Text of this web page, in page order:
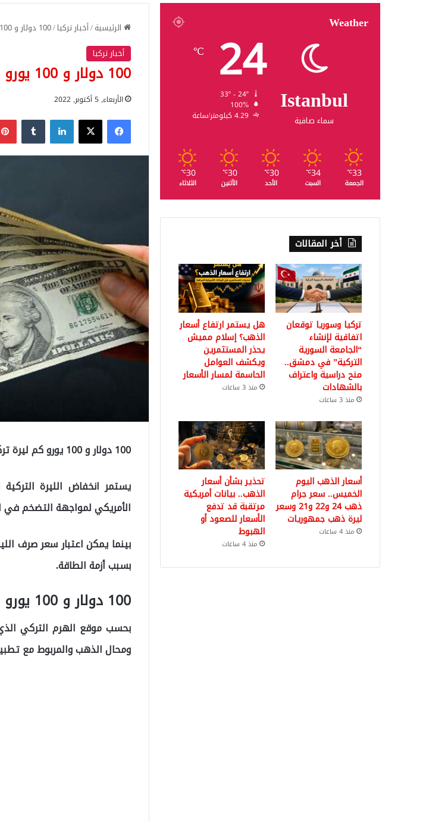
الرئيسية/أخبار تركيا/100 دولار و 100 يورو كم ليرة تركية تساوي اليوم الأربعاء 05.10.2022
أخبار تركيا
100 دولار و 100 يورو كم ليرة تركية تساوي اليوم الأربعاء 05.10.2022
الأربعاء, 5 أكتوبر, 2022
فيسبوك‫X لينكدإن
100 دولار و 100 يورو كم ليرة تركية تساوي اليوم الأربعاء 05.10.2022..
يستمر انخفاض الليرة
الأمريكي لمواجهة التضخم في
بينما يمكن اعتبار سعر صرف
بسبب أزمة الطاقة.
100 دولار و 100 يورو كم ليرة تركية تساوي؟
بحسب موقع الهرم التركي
ومحال الذهب والمربوط مع
Weather
Istanbul
سماء صافية
24
℃
100%
4.29 كيلومتر/ساعة
33
℃
الجمعة
34
℃
السبت
30
℃
الأحد
30
℃
الأثنين
30
℃
الثلاثاء
أخر المقالات
تركيا وسوريا توقعان
اتفاقية لإنشاء
“الجامعة السورية
التركية” في دمشق..
منح دراسية واعتراف
بالشهادات
منذ 3 ساعات
هل يستمر ارتفاع أسعار
الذهب؟ إسلام مميش
يحذر المستثمرين
ويكشف العوامل
الحاسمة لمسار الأسعار
منذ 3 ساعات
أسعار الذهب اليوم
الخميس.. سعر جرام
ذهب 24 و22 و21 وسعر
ليرة ذهب جمهوريات
منذ 4 ساعات
تحذير بشأن أسعار
الذهب.. بيانات أمريكية
مرتقبة قد تدفع
الأسعار للصعود أو
الهبوط
منذ 4 ساعات